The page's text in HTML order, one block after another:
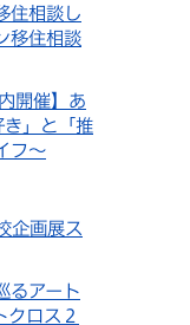
住相談し
移住相談
開催】あ
き」と「推
フ～
企画展ス
アート
クロス２